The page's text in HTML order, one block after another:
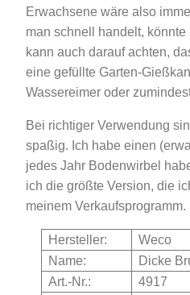
Erwachsene wäre also
man schnell handelt, könnte
kann auch darauf achten,
eine gefüllte Garten-
Wassereimer oder
Bei richtiger Verwendung
spaßig. Ich habe einen
jedes Jahr Bodenwirbel
ich die größte Version, die
meinem Verkaufsprogramm.
Hersteller:
Weco
Name:
Dicke
Art.-Nr.:
4917